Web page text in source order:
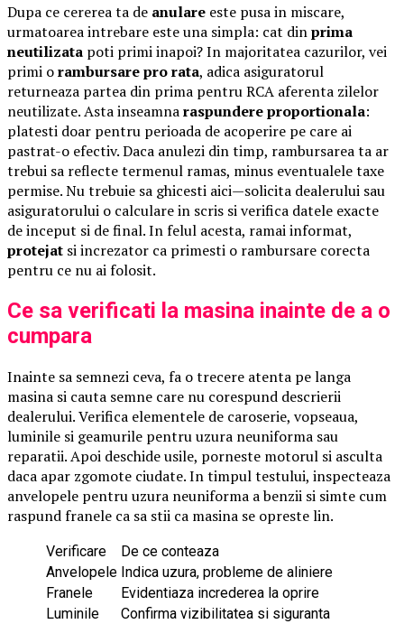
Dupa ce cererea ta de anulare este pusa in miscare,
urmatoarea intrebare este una simpla: cat dinprima
neutilizata poti primi inapoi? In majoritatea cazurilor, vei
primi orambursare pro rata, adica asiguratorul
returneaza partea din prima pentru RCA aferenta zilelor
neutilizate. Asta inseamnaraspundere proportionala:
platesti doar pentru perioada de acoperire pe care ai
pastrat-o efectiv. Daca anulezi din timp, rambursarea ta ar
trebui sa reflecte termenul ramas, minus eventualele taxe
permise. Nu trebuie sa ghicesti aici—solicita dealerului sau
asiguratorului o calculare in scris si verifica datele exacte
de inceput si de final. In felul acesta, ramai informat,
protejat si increzator ca primesti o rambursare corecta
pentru ce nu ai folosit.
Ce sa verificati la masina inainte de a o
cumpara
Inainte sa semnezi ceva, fa o trecere atenta pe langa
masina si cauta semne care nu corespund descrierii
dealerului. Verifica elementele de caroserie, vopseaua,
luminile si geamurile pentru uzura neuniforma sau
reparatii. Apoi deschide usile, porneste motorul si asculta
daca apar zgomote ciudate. In timpul testului, inspecteaza
anvelopele pentru uzura neuniforma a benzii si simte cum
raspund franele ca sa stii ca masina se opreste lin.
Verificare
De ce conteaza
Anvelopele Indica uzura, probleme de aliniere
Franele
Evidentiaza increderea la oprire
Luminile
Confirma vizibilitatea si siguranta